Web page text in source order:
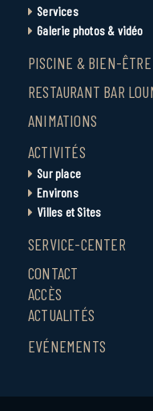
Services
Galerie photos & vidéo
PISCINE & BIEN-ÊTRE
RESTAURANT BAR
ANIMATIONS
ACTIVITÉS
Sur place
Environs
Villes et Sites
SERVICE-CENTER
CONTACT
ACCÈS
ACTUALITÉS
EVÉNEMENTS